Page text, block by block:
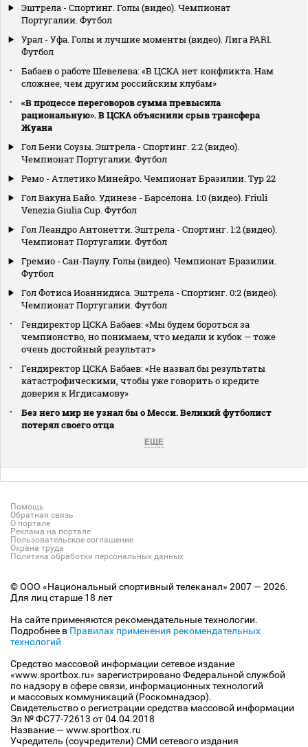
Эштрела - Спортинг. Голы (видео). Чемпионат
Португалии. Футбол
Урал - Уфа. Голы и лучшие моменты (видео). Лига PARI.
Футбол
Бабаев о работе Шевелева: «В ЦСКА нет конфликта. Нам
сложнее, чем другим российским клубам»
«В процессе переговоров сумма превысила
рациональную». В ЦСКА объяснили срыв трансфера
Жуана
Гол Бени Соузы. Эштрела - Спортинг. 2:2 (видео).
Чемпионат Португалии. Футбол
Ремо - Атлетико Минейро. Чемпионат Бразилии. Тур 22
Гол Вакуна Байо. Удинезе - Барселона. 1:0 (видео). Friuli
Venezia Giulia Cup. Футбол
Гол Леандро Антонетти. Эштрела - Спортинг. 1:2 (видео).
Чемпионат Португалии. Футбол
Гремио - Сан-Паулу. Голы (видео). Чемпионат Бразилии.
Футбол
Гол Фотиса Иоаннидиса. Эштрела - Спортинг. 0:2 (видео).
Чемпионат Португалии. Футбол
Гендиректор ЦСКА Бабаев: «Мы будем бороться за
чемпионство, но понимаем, что медали и кубок — тоже
очень достойный результат»
Гендиректор ЦСКА Бабаев: «Не назвал бы результаты
катастрофическими, чтобы уже говорить о кредите
доверия к Игдисамову»
Без него мир не узнал бы о Месси. Великий футболист
потерял своего отца
ЕЩЕ
Помощь
Обратная связь
О портале
Реклама на портале
Пользовательское соглашение
Охрана труда
Политика обработки персональных данных
© ООО «Национальный спортивный телеканал» 2007 — 2026.
Для лиц старше 18 лет
На сайте применяются рекомендательные технологии.
Подробнее в Правилах применения рекомендательных
технологий
Средство массовой информации сетевое издание
«www.sportbox.ru» зарегистрировано Федеральной службой
по надзору в сфере связи, информационных технологий
и массовых коммуникаций (Роскомнадзор).
Свидетельство о регистрации средства массовой информации
Эл № ФС77-72613 от 04.04.2018
Название — www.sportbox.ru
Учредитель (соучредители) СМИ сетевого издания